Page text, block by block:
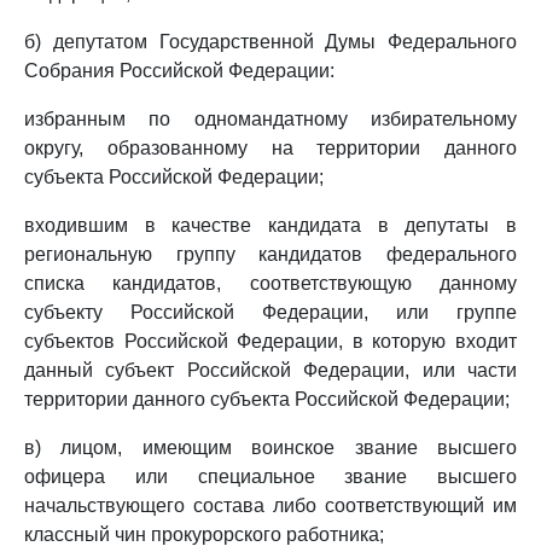
б) депутатом Государственной Думы Федерального
Собрания Российской Федерации:
избранным по одномандатному избирательному
округу, образованному на территории данного
субъекта Российской Федерации;
входившим в качестве кандидата в депутаты в
региональную группу кандидатов федерального
списка кандидатов, соответствующую данному
субъекту Российской Федерации, или группе
субъектов Российской Федерации, в которую входит
данный субъект Российской Федерации, или части
территории данного субъекта Российской Федерации;
в) лицом, имеющим воинское звание высшего
офицера или специальное звание высшего
начальствующего состава либо соответствующий им
классный чин прокурорского работника;